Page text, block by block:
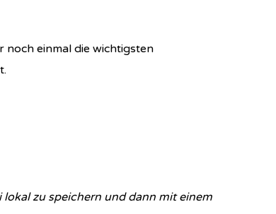
noch einmal die wichtigsten
zu speichern und dann mit einem